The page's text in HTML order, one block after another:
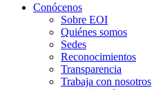
Conócenos
Sobre EOI
Quiénes somos
Sedes
Reconocimientos
Transparencia
Trabaja con nosotros